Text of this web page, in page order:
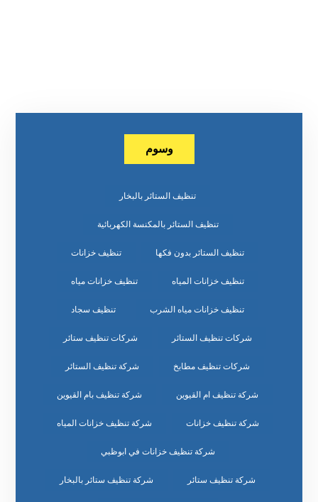
وسوم
تنظيف الستائر بالبخار
تنظيف الستائر بالمكنسة الكهربائية
تنظيف الستائر بدون فكها تنظيف خزانات
تنظيف خزانات المياه تنظيف خزانات مياه
تنظيف خزانات مياه الشرب تنظيف سجاد
شركات تنظيف الستائر شركات تنظيف ستائر
شركات تنظيف مطابخ شركة تنظيف الستائر
شركة تنظيف ام القيوين شركة تنظيف بام القيوين
شركة تنظيف خزانات شركة تنظيف خزانات المياه
شركة تنظيف خزانات في ابوظبي
شركة تنظيف ستائر شركة تنظيف ستائر بالبخار